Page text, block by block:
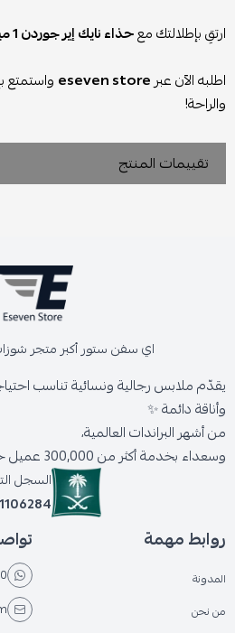
ارتقِ بإطلالتك معحذاء نايك إير جوردن 1 ميد كريمسون تينت
اطلبه الآن عبرeseven store واستمتع
والراحة!
تقييمات المنتج
اي سفن ستور أكبر متجر
يقدّم ملابس رجالية ونسائية تناسب
وأناقة دائمة ✨
من أشهر البراندات العالمية،
وسعداء بخدمة أكثر من 300,000 عميل حول المملكة.
السجل
روابط مهمة
المدونة
من نحن